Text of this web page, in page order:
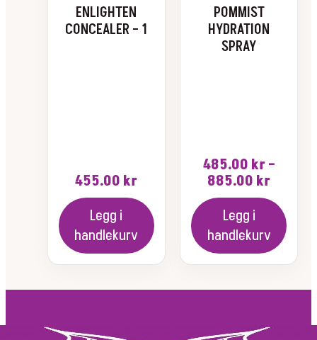
ENLIGHTEN
CONCEALER – 1
455.00 kr
Legg i
handlekurv
POMMIST
HYDRATION
SPRAY
485.00 kr–
885.00 kr
til
Legg i
handlekurv
velges
produktsiden